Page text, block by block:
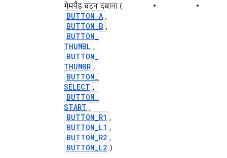
गेमपैड बटन दबाना (
BUTTON_A ,
BUTTON_B ,
BUTTON_
THUMBL ,
BUTTON_
THUMBR ,
BUTTON_
SELECT ,
BUTTON_
START ,
BUTTON_R1 ,
BUTTON_L1 ,
BUTTON_R2 ,
BUTTON_L2 )
• •